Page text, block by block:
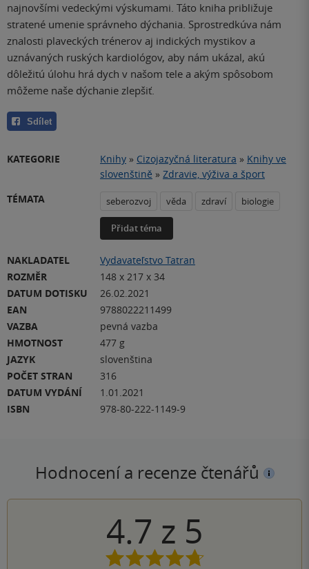
najnovšími vedeckými výskumami. Táto kniha približuje
stratené umenie správneho dýchania. Sprostredkúva nám
znalosti plaveckých trénerov aj indických mystikov a
uznávaných ruských kardiológov, aby nám ukázal, akú
dôležitú úlohu hrá dych v našom tele a akým spôsobom
môžeme naše dýchanie zlepšiť.
Sdílet
KATEGORIE Knihy » Cizojazyčná literatura » Knihy ve
slovenštině » Zdravie, výživa a šport
TÉMATA
seberozvoj věda zdraví biologie
Přidat téma
NAKLADATEL
Vydavateľstvo Tatran
ROZMĚR
148 x 217 x 34
DATUM DOTISKU
26.02.2021
EAN
9788022211499
VAZBA
pevná vazba
HMOTNOST
477 g
JAZYK
slovenština
POČET STRAN
316
DATUM VYDÁNÍ
1.01.2021
ISBN
978-80-222-1149-9
Hodnocení a recenze čtenářů
4.7 z 5